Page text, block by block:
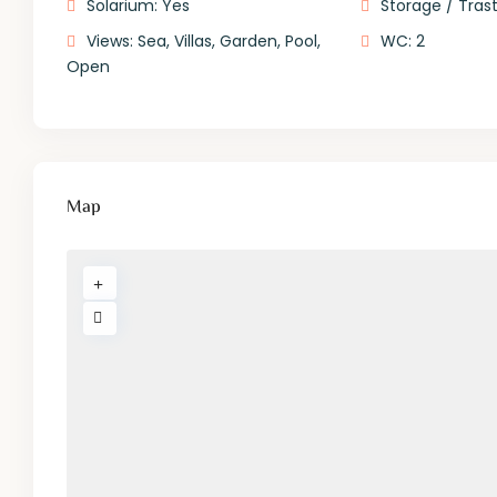
Solarium: Yes
Storage /
Views: Sea, Villas, Garden, Pool,
Open
WC: 2
Map